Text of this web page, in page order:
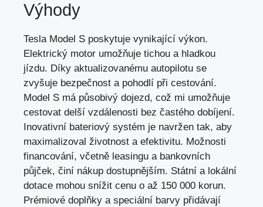
Výhody
Tesla Model S poskytuje vynikající výkon.
Elektrický motor umožňuje tichou a hladkou
jízdu. Díky aktualizovanému autopilotu se
zvyšuje bezpečnost a pohodlí při cestování.
Model S má působivý dojezd, což mi umožňuje
cestovat delší vzdálenosti bez častého dobíjení.
Inovativní bateriový systém je navržen tak, aby
maximalizoval životnost a efektivitu. Možnosti
financování, včetně leasingu a bankovních
půjček, činí nákup dostupnějším. Státní a lokální
dotace mohou snížit cenu o až 150 000 korun.
Prémiové doplňky a speciální barvy přidávají